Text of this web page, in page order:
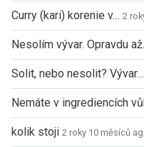
Curry (kari) korenie v… 2
Nesolím vývar. Opravdu
Solit, nebo nesolit? Vývar…
Nemáte v ingrediencích
kolik stoji 2 roky 10 měsíců